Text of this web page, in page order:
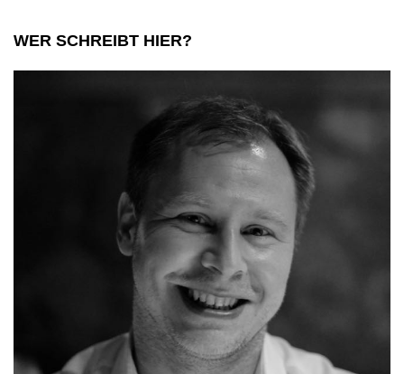
WER SCHREIBT HIER?